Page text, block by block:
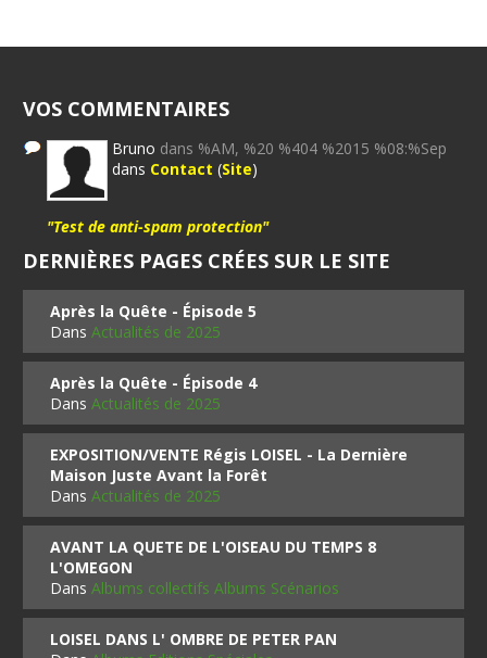
VOS COMMENTAIRES
Bruno dans %AM, %20 %404 %2015 %08:%Sep
dans Contact (Site)
"Test de anti-spam protection"
DERNIÈRES PAGES CRÉES SUR LE SITE
Après la Quête - Épisode 5
DansActualités de 2025
Après la Quête - Épisode 4
DansActualités de 2025
EXPOSITION/VENTE Régis LOISEL - La Dernière
Maison Juste Avant la Forêt
DansActualités de 2025
AVANT LA QUETE DE L'OISEAU DU TEMPS 8
L'OMEGON
DansAlbums collectifs Albums Scénarios
LOISEL DANS L' OMBRE DE PETER PAN